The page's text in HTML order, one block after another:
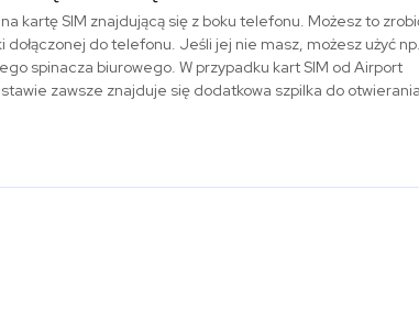
kartę SIM znajdującą się z boku telefonu. Możesz to
dołączonej do telefonu. Jeśli jej nie masz, możesz użyć np.
spinacza biurowego. W przypadku kart SIM od Airport
zawsze znajduje się dodatkowa szpilka do